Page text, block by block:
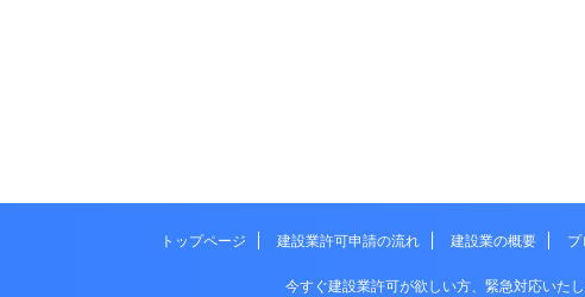
トップページ 建設業許可申請の流れ 建設業の概要
今すぐ建設業許可が欲しい方、緊急対応いた